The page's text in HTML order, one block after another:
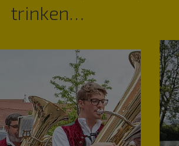
trinken…